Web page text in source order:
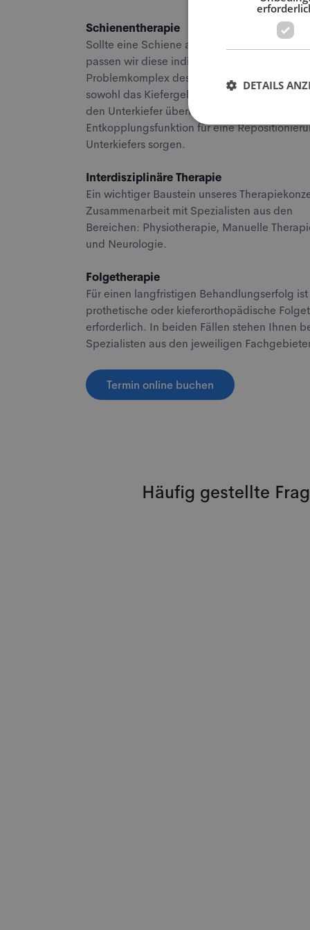
Schienentherapie
Sollte eine Schiene als Therapiemittel
passen wir diese individuell auf den
Problemkomplex des Patienten an. Dabei
sowohl das Kiefergelenk entlasten, eine
den Unterkiefer übernehmen, als auch durch
Entkopplungsfunktion für eine
Unterkiefers sorgen.
Interdisziplinäre Therapie
Ein wichtiger Baustein unseres
Zusammenarbeit mit Spezialisten aus den
Bereichen: Physiotherapie, Manuelle
und Neurologie.
Folgetherapie
Für einen langfristigen Behandlungserfolg
prothetische oder kieferorthopädische
erforderlich. In beiden Fällen stehen Ihnen
Spezialisten aus den jeweiligen
Termin online buchen
Häufig gestellte
DETAILS